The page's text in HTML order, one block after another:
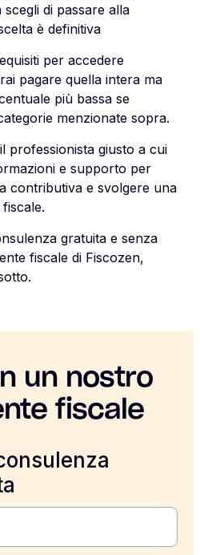
di passare alla
è definitiva
per accedere
pagare quella intera ma
più bassa se
menzionate sopra.
professionista giusto a cui
e supporto per
contributiva e svolgere una
gratuita e senza
fiscale di Fiscozen,
un nostro
fiscale